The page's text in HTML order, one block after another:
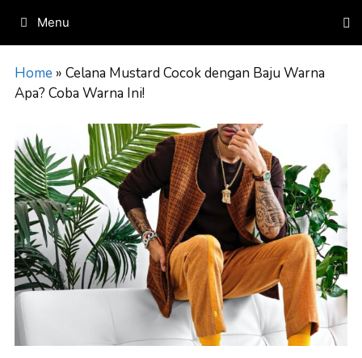
content
Menu
Home » Celana Mustard Cocok dengan Baju Warna
Apa? Coba Warna Ini!